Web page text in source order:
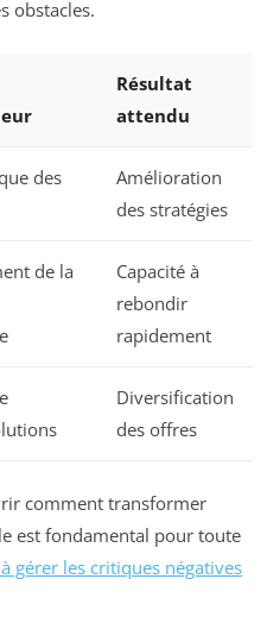
obstacles.
Résultat
attendu
des
Amélioration
des stratégies
de la
Capacité à
rebondir
rapidement
Diversification
des offres
comment transformer
est fondamental pour toute
gérer les critiques négatives